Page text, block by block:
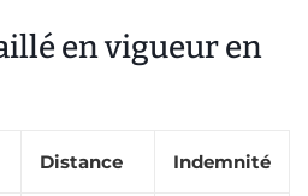
en vigueur en
Distance Indemnité